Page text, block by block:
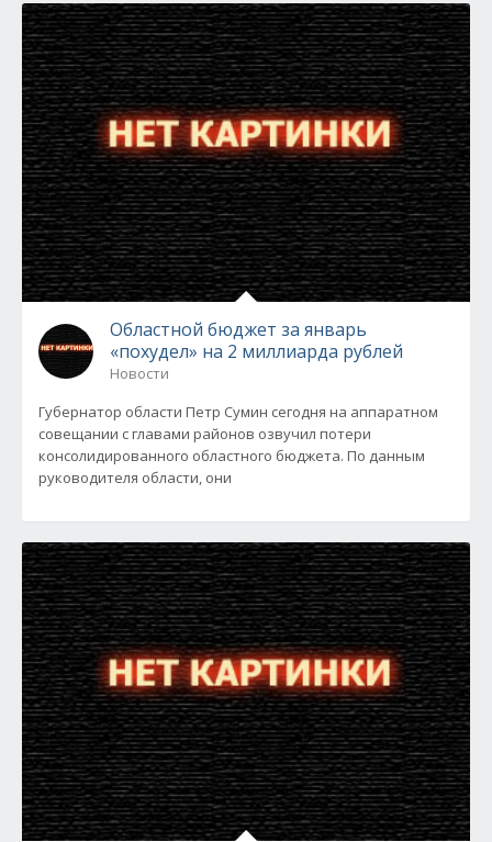
Областной бюджет за январь
«похудел» на 2 миллиарда рублей
Новости
Губернатор области Петр Сумин сегодня на аппаратном
совещании с главами районов озвучил потери
консолидированного областного бюджета. По данным
руководителя области, они